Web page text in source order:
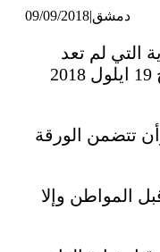
09/09/2018|دمشق
التي لم تعد
في مختلف المحافظات لاستبدال الأوراق التالفة لديه من فئة 50 – 100- 200 اعتباراً من تاريخ 19 ايلول 2018
تتضمن الورقة
المواطن وإلا